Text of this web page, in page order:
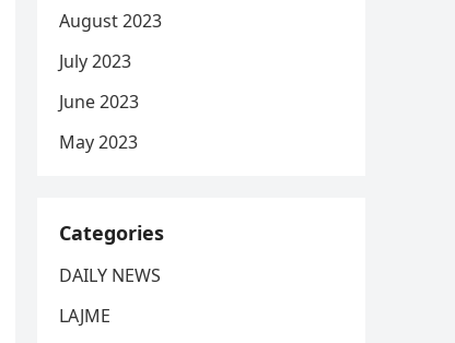
August 2023
July 2023
June 2023
May 2023
Categories
DAILY NEWS
LAJME